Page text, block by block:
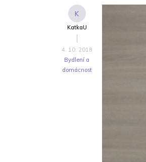
K
KatkaU
4. 10. 2018
Bydlení a
domácnost